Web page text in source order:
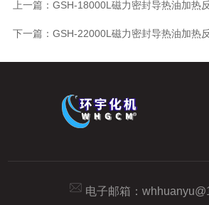
上一篇： GSH-18000L磁力密封导热油加热
下一篇： GSH-22000L磁力密封导热油加热
电子邮箱：